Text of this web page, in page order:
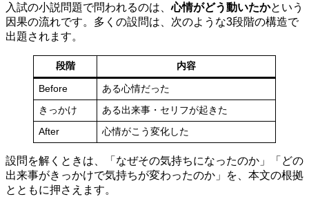
入試の小説問題で問われるのは、心情がどう動いたかという
因果の流れです。多くの設問は、次のような3段階の構造で
出題されます。
段階 内容
Before ある心情だった
きっかけ ある出来事・セリフが起きた
After 心情がこう変化した
設問を解くときは、「なぜその気持ちになったのか」「どの
出来事がきっかけで気持ちが変わったのか」を、本文の根拠
とともに押さえます。